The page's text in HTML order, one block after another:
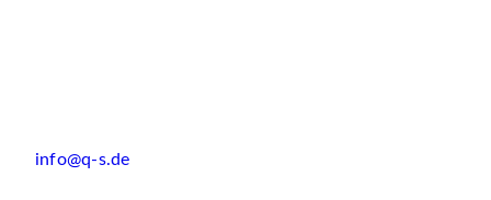
info@q-s.de